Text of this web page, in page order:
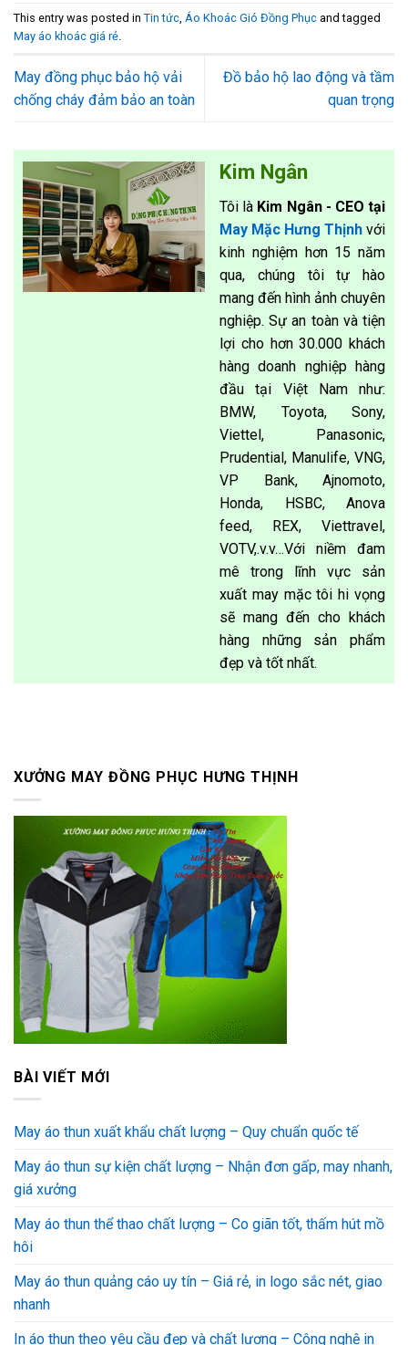
This entry was posted in Tin tức, Áo Khoác Gió Đồng Phục and tagged
May áo khoác giá rẻ.
May đồng phục bảo hộ vải
chống cháy đảm bảo an toàn
Đồ bảo hộ lao động và tầm
quan trọng
Kim Ngân
Tôi là Kim Ngân - CEO tại
May Mặc Hưng Thịnh với
kinh nghiệm hơn 15 năm
qua, chúng tôi tự hào
mang đến hình ảnh chuyên
nghiệp. Sự an toàn và tiện
lợi cho hơn 30.000 khách
hàng doanh nghiệp hàng
đầu tại Việt Nam như:
BMW, Toyota, Sony,
Viettel, Panasonic,
Prudential, Manulife, VNG,
VP Bank, Ajnomoto,
Honda, HSBC, Anova
feed, REX, Viettravel,
VOTV,.v.v…Với niềm đam
mê trong lĩnh vực sản
xuất may mặc tôi hi vọng
sẽ mang đến cho khách
hàng những sản phẩm
đẹp và tốt nhất.
XƯỞNG MAY ĐỒNG PHỤC HƯNG THỊNH
BÀI VIẾT MỚI
May áo thun xuất khẩu chất lượng – Quy chuẩn quốc tế
May áo thun sự kiện chất lượng – Nhận đơn gấp, may nhanh,
giá xưởng
May áo thun thể thao chất lượng – Co giãn tốt, thấm hút mồ
hôi
May áo thun quảng cáo uy tín – Giá rẻ, in logo sắc nét, giao
nhanh
In áo thun theo yêu cầu đẹp và chất lượng – Công nghệ in